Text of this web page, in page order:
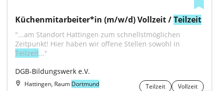
Küchenmitarbeiter*in (m/w/d) Vollzeit / Teilzeit
"...am Standort Hattingen zum schnellstmöglichen
Teilzeit..."
DGB-Bildungswerk e.V.
Hattingen, Raum Dortmund Teilzeit Vollzeit